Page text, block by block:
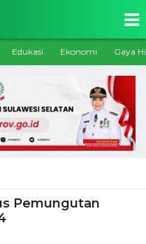
Edukasi Ekonomi Gaya
Pemungutan